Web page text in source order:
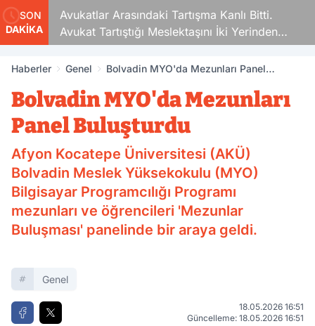
SON
DAKİKA
Avukatlar Arasındaki Tartışma Kanlı Bitti.
Avukat Tartıştığı Meslektaşını İki Yerinden
Vurdu
Haberler Genel
Bolvadin MYO'da Mezunları Panel
Bolvadin MYO'da Mezunları
Panel Buluşturdu
Afyon Kocatepe Üniversitesi (AKÜ)
Bolvadin Meslek Yüksekokulu (MYO)
Bilgisayar Programcılığı Programı
mezunları ve öğrencileri 'Mezunlar
Buluşması' panelinde bir araya geldi.
Genel
18.05.2026 16:51
Güncelleme: 18.05.2026 16:51